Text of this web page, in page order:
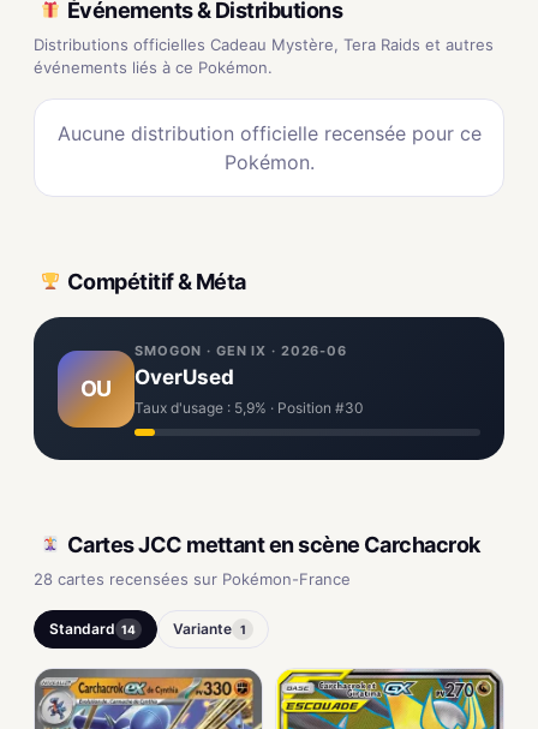
Événements & Distributions
Distributions officielles Cadeau Mystère, Tera Raids et autres
événements liés à ce Pokémon.
Aucune distribution officielle recensée pour ce
Pokémon.
Compétitif & Méta
OU
SMOGON · GEN IX · 2026-06
OverUsed
Taux d'usage : 5,9% · Position #30
Cartes JCC mettant en scène Carchacrok
28 cartes recensées sur Pokémon-France
Standard 14 Variante 1